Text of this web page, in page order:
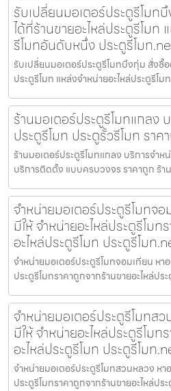
รับเปลี่ยนมอเตอร์ประตูรีโมท
ได้ที่ร้านขายอะไหล่ประตูรีโมท
รีโมทอันดับหนึ่ง ประตูรีโมท
รับเปลี่ยนมอเตอร์ประตูรีโมทบึงกุ่ม สั่งซื้อ
ประตูรีโมท แหล่งจำหน่ายอะไหล่ประตูรีโ
ร้านมอเตอร์ประตูรีโมทแกลง
ประตูรีโมท ประตูรั้วรีโมท ราค
ร้านมอเตอร์ประตูรีโมทแกลง บริการจำห
บริการติดตั้ง แบบครบวงจร ราคาถูก ร้า
จำหน่ายมอเตอร์ประตูรีโมทจอ
มีให้ จำหน่ายอะไหล่ประตูรีโม
อะไหล่ประตูรีโมท ประตูรีโมท
จำหน่ายมอเตอร์ประตูรีโมทจอมเทียน หาอ
ประตูรีโมทราคาถูกจากร้านขายอะไหล่ปร
จำหน่ายมอเตอร์ประตูรีโมทสว
มีให้ จำหน่ายอะไหล่ประตูรีโม
อะไหล่ประตูรีโมท ประตูรีโมท
จำหน่ายมอเตอร์ประตูรีโมทสวนหลวง หาอ
ประตูรีโมทราคาถูกจากร้านขายอะไหล่ปร